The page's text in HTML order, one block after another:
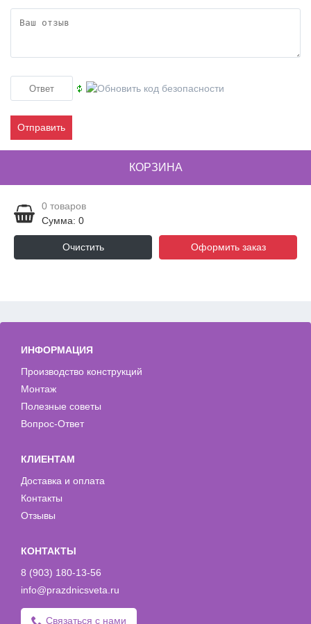
Отправить
КОРЗИНА
0 товаров
Сумма: 0
Очистить Оформить заказ
ИНФОРМАЦИЯ
Производство конструкций
Монтаж
Полезные советы
Вопрос-Ответ
КЛИЕНТАМ
Доставка и оплата
Контакты
Отзывы
КОНТАКТЫ
8 (903) 180-13-56
info@prazdnicsveta.ru
Связаться с нами